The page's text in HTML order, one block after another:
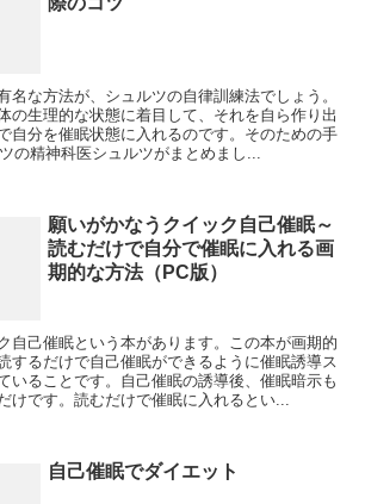
名な方法が、シュルツの自律訓練法でしょう。
の生理的な状態に着目して、それを自ら作り出
自分を催眠状態に入れるのです。そのための手
の精神科医シュルツがまとめまし...
願いがかなうクイック自己催眠～
読むだけで自分で催眠に入れる画
期的な方法（PC版）
自己催眠という本があります。この本が画期的
するだけで自己催眠ができるように催眠誘導ス
いることです。自己催眠の誘導後、催眠暗示も
けです。読むだけで催眠に入れるとい...
自己催眠でダイエット